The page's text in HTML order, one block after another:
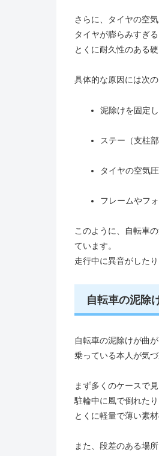
さらに、タイヤの空
タイヤが膨らみすぎ
とくに耐久性のある
具体的な原因には次
泥除けを固定
ステー（支柱
タイヤの空気
フレームやフ
このように、自転車
ています。
走行中に異音がした
自転車の泥除
自転車の泥除けが曲
乗っている本人が気
まず多くのケースで
駐輪中に風で倒れた
とくに軽量で薄い素
また、段差のある場